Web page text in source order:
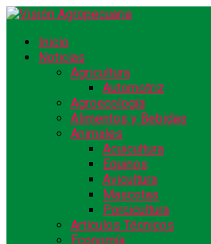
Inicio
Noticias
Agricultura
Automotriz
Agroecología
Alimentos y Bebidas
Animales
Acuicultura
Equinos
Avicultura
Mascotas
Porcicultura
Artículos Técnicos
Economía